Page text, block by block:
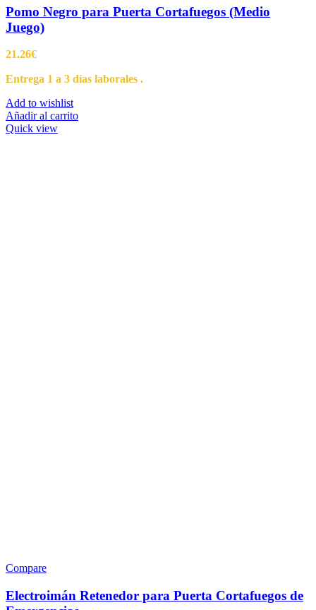
Pomo Negro para Puerta Cortafuegos (Medio
Juego)
21.26€
Entrega 1 a 3 días laborales .
Add to wishlist
Añadir al carrito
Quick view
Compare
Electroimán Retenedor para Puerta Cortafuegos de